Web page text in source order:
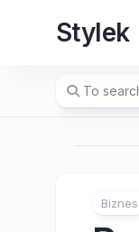
Stylek
Biznes